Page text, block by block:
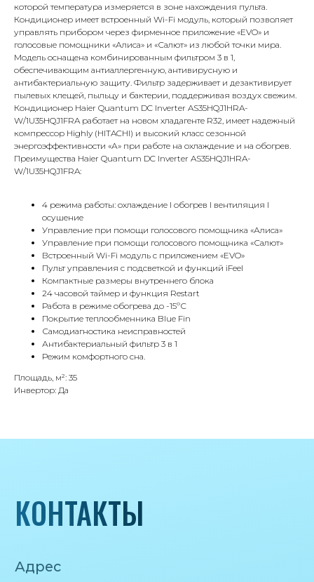
которой температура измеряется в зоне нахождения пульта.
Кондиционер имеет встроенный Wi-Fi модуль, который позволяет
управлять прибором через фирменное приложение «EVO» и
голосовые помощники «Алиса» и «Салют» из любой точки мира.
Модель оснащена комбинированным фильтром 3 в 1,
обеспечивающим антиаллергенную, антивирусную и
антибактериальную защиту. Фильтр задерживает и дезактивирует
пылевых клещей, пыльцу и бактерии, поддерживая воздух свежим.
Кондиционер Haier Quantum DC Inverter AS35HQJ1HRA-
W/1U35HQJ1FRA работает на новом хладагенте R32, имеет надежный
компрессор Highly (HITACHI) и высокий класс сезонной
энергоэффективности «А» при работе на охлаждение и на обогрев.
Преимущества Haier Quantum DC Inverter AS35HQJ1HRA-
W/1U35HQJ1FRA:
4 режима работы: охлаждение I обогрев I вентиляция I
осушение
Управление при помощи голосового помощника «Алиса»
Управление при помощи голосового помощника «Салют»
Встроенный Wi-Fi модуль с приложением «EVO»
Пульт управления с подсветкой и функций iFeel
Компактные размеры внутреннего блока
24 часовой таймер и функция Restart
Работа в режиме обогрева до -15ºС
Покрытие теплообменника Blue Fin
Самодиагностика неисправностей
Антибактериальный фильтр 3 в 1
Режим комфортного сна.
Площадь, м²: 35
Инвертор: Да
Г.Москва Волоколамское шоссе,
71/22к2
Пн-вс с 9:00 до 18:00
Телефон
8 495 233-79-79
Почта
iceicemarket@yandex.ru
8 985 233-79-79
КОНТАКТЫ